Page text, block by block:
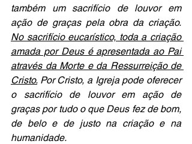
também um sacrifício de louvor em
No sacrifício eucarístico, toda a criação
amada por Deus é apresentada ao Pai
através da Morte e da Ressurreição de
Cristo. Por Cristo, a Igreja pode oferecer
o sacrifício de louvor em ação de
graças por tudo o que Deus fez de bom,
de belo e de justo na criação e na
humanidade.